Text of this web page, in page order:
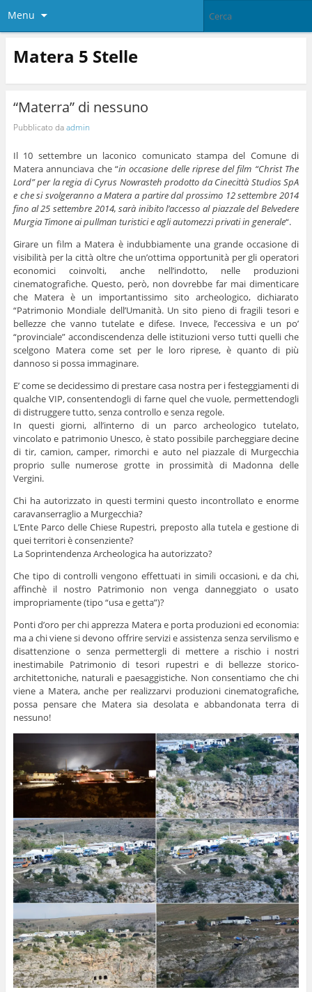
Menu
Matera 5 Stelle
“Materra” di nessuno
Pubblicato daadmin
Il 10 settembre un laconico comunicato stampa del Comune di
Matera annunciava che “in occasione delle riprese del film “Christ The
Lord” per la regia di Cyrus Nowrasteh prodotto da Cinecittà Studios SpA
e che si svolgeranno a Matera a partire dal prossimo 12 settembre 2014
fino al 25 settembre 2014, sarà inibito l’accesso al piazzale del Belvedere
Murgia Timone ai pullman turistici e agli automezzi privati in generale“.
Girare un film a Matera è indubbiamente una grande occasione di
visibilità per la città oltre che un’ottima opportunità per gli operatori
economici coinvolti, anche nell’indotto, nelle produzioni
cinematografiche. Questo, però, non dovrebbe far mai dimenticare
che Matera è un importantissimo sito archeologico, dichiarato
“Patrimonio Mondiale dell’Umanità. Un sito pieno di fragili tesori e
bellezze che vanno tutelate e difese. Invece, l’eccessiva e un po’
“provinciale” accondiscendenza delle istituzioni verso tutti quelli che
scelgono Matera come set per le loro riprese, è quanto di più
dannoso si possa immaginare.
E’ come se decidessimo di prestare casa nostra per i festeggiamenti di
qualche VIP, consentendogli di farne quel che vuole, permettendogli
di distruggere tutto, senza controllo e senza regole.
In questi giorni, all’interno di un parco archeologico tutelato,
vincolato e patrimonio Unesco, è stato possibile parcheggiare decine
di tir, camion, camper, rimorchi e auto nel piazzale di Murgecchia
proprio sulle numerose grotte in prossimità di Madonna delle
Vergini.
Chi ha autorizzato in questi termini questo incontrollato e enorme
caravanserraglio a Murgecchia?
L’Ente Parco delle Chiese Rupestri, preposto alla tutela e gestione di
quei territori è consenziente?
La Soprintendenza Archeologica ha autorizzato?
Che tipo di controlli vengono effettuati in simili occasioni, e da chi,
affinchè il nostro Patrimonio non venga danneggiato o usato
impropriamente (tipo “usa e getta”)?
Ponti d’oro per chi apprezza Matera e porta produzioni ed economia:
ma a chi viene si devono offrire servizi e assistenza senza servilismo e
disattenzione o senza permettergli di mettere a rischio i nostri
inestimabile Patrimonio di tesori rupestri e di bellezze storico-
architettoniche, naturali e paesaggistiche. Non consentiamo che chi
viene a Matera, anche per realizzarvi produzioni cinematografiche,
possa pensare che Matera sia desolata e abbandonata terra di
nessuno!